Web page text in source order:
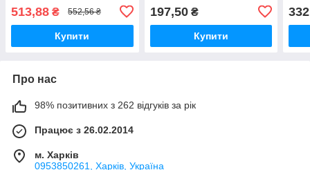
513,88 ₴ 552,56 ₴
Купити
197,50₴
Купити
Про нас
98% позитивних з 262 відгуків за рік
Працює з 26.02.2014
м. Харків
0953850261, Харків, Україна